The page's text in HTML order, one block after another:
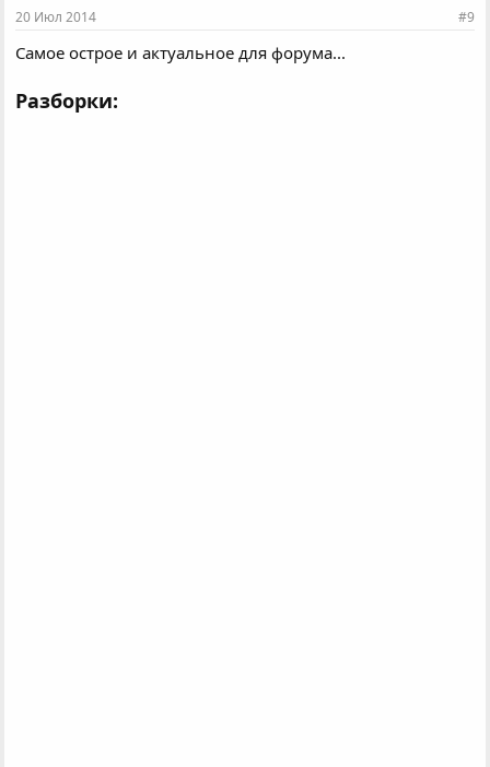
:
20 Июл 2014 #9
Самое острое и актуальное для форума...
Разборки: